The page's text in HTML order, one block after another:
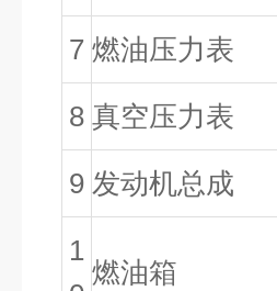
7 燃油压力表
8 真空压力表
9 发动机总成
1
燃油箱